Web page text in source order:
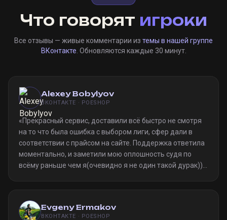
Что говорят игроки
Все отзывы — живые комментарии из темы в нашей группе
ВКонтакте . Обновляются каждые 30 минут.
Alexey Bobylyov
ВКОНТАКТЕ · POESHOP
«Прекрасный сервис, доставили всё быстро не смотря
на то что была ошибка с выбором лиги, сфер дали в
соответствии с прайсом на сайте. Поддержка ответила
моментально, и заметили мою оплошность судя по
всёму раньше чем я(очевидно я не один такой дурак)).
Evgeny Ermakov
ВКОНТАКТЕ · POESHOP